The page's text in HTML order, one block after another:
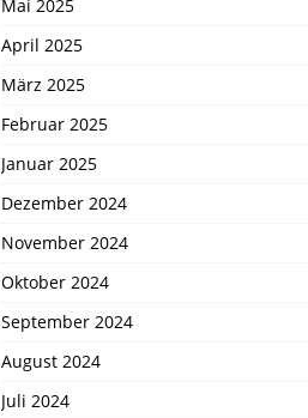
Mai 2025
April 2025
März 2025
Februar 2025
Januar 2025
Dezember 2024
November 2024
Oktober 2024
September 2024
August 2024
Juli 2024